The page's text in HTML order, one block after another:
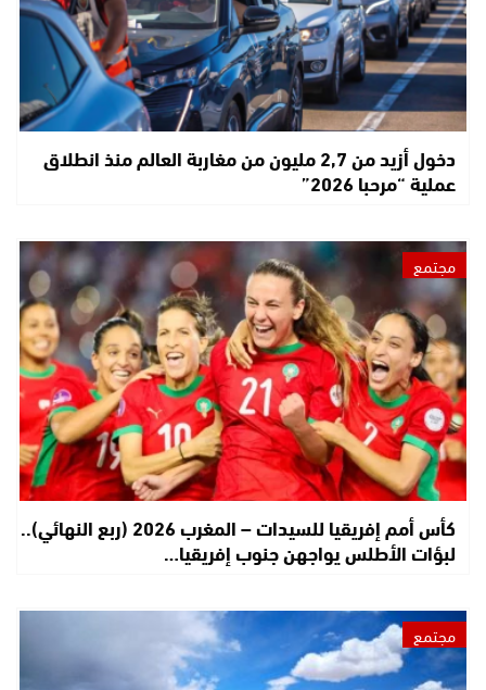
دخول أزيد من 2,7 مليون من مغاربة العالم منذ انطلاق
عملية “مرحبا 2026”
مجتمع
كأس أمم إفريقيا للسيدات – المغرب 2026 (ربع النهائي)..
لبؤات الأطلس يواجهن جنوب إفريقيا…
مجتمع